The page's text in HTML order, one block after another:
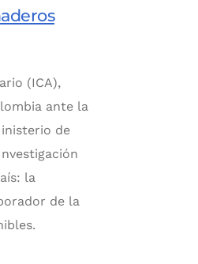
(ICA),
ante la
de
la
de la